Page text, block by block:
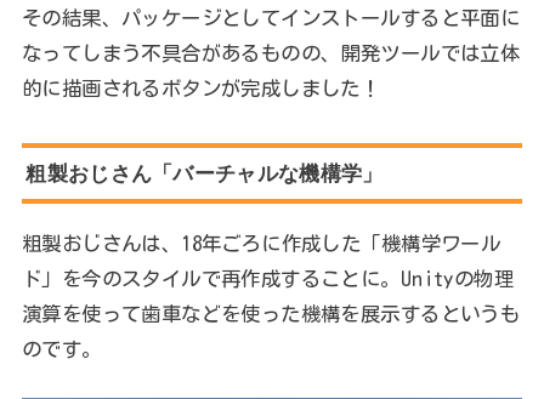
その結果、パッケージとしてインストールすると平面に
なってしまう不具合があるものの、開発ツールでは立体
的に描画されるボタンが完成しました！
粗製おじさん「バーチャルな機構学」
粗製おじさんは、18年ごろに作成した「機構学ワール
ド」を今のスタイルで再作成することに。Unityの物理
演算を使って歯車などを使った機構を展示するというも
のです。